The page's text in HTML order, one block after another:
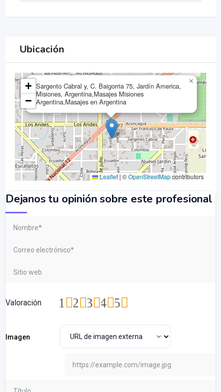
Ubicación
Sargento Cabral y, C. Baigorria 75, Jardín America,
Misiones, Argentina,Masajes Misiones
Argentina,Masajes en Argentina
×
+
−
Leaflet | ©OpenStreetMapcontributors
Dejanos tu opinión sobre este profesional
Valoración 5
4
3
2
1
Imagen